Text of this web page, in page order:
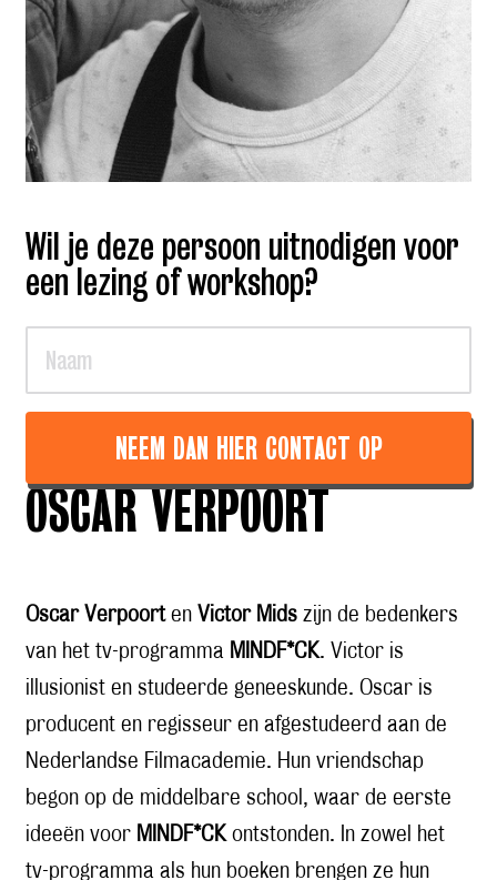
Wil je deze persoon uitnodigen voor
een lezing of workshop?
NEEM DAN HIER CONTACT OP
OSCAR VERPOORT
Oscar Verpoorten Victor Mids zijn de bedenkers
van het tv-programma MINDF*CK. Victor is
illusionist en studeerde geneeskunde. Oscar is
producent en regisseur en afgestudeerd aan de
Nederlandse Filmacademie. Hun vriendschap
begon op de middelbare school, waar de eerste
ideeën voor MINDF*CK ontstonden. In zowel het
tv-programma als hun boeken brengen ze hun